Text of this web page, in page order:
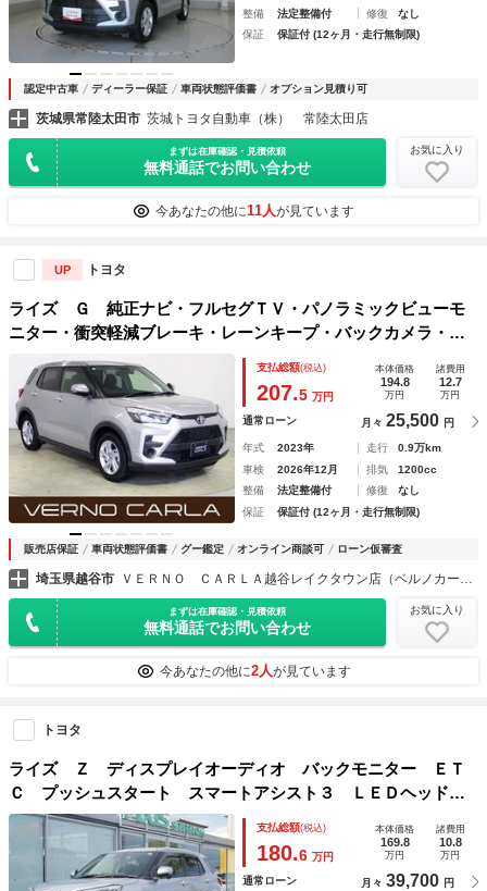
整備
法定整備付 修復
なし
保証
保証付 (12ヶ月・走行無制限)
認定中古車 ディーラー保証 車両状態評価書 オプション見積り可
茨城県常陸太田市 茨城トヨタ自動車（株） 常陸太田店
まずは在庫確認・見積依頼
無料通話でお問い合わせ
お気に入り
今あなたの他に11人が見ています
UP トヨタ
ライズ Ｇ 純正ナビ・フルセグＴＶ・パノラミックビューモ
ニター・衝突軽減ブレーキ・レーンキープ・バックカメラ・純
正アルミホイール・ＬＥＤヘッドライト・プッシュスタート・
Ｂｌｕｅｔｏｏｔｈ・ＣＤ
支払総額(税込)
207.5 万円
本体価格
194.8
万円
諸費用
12.7
万円
通常ローン 月々 25,500 円
年式 2023年 走行
0.9万km
車検
2026年12月 排気
1200cc
整備
法定整備付 修復
なし
保証
保証付 (12ヶ月・走行無制限)
販売店保証 車両状態評価書 グー鑑定 オンライン商談可 ローン仮審査
埼玉県越谷市
まずは在庫確認・見積依頼
無料通話でお問い合わせ
お気に入り
今あなたの他に2人が見ています
トヨタ
ライズ Ｚ ディスプレイオーディオ バックモニター ＥＴ
Ｃ プッシュスタート スマートアシスト３ ＬＥＤヘッドラ
イト シートヒーター ドライブレコーダー付き
支払総額(税込)
180.6 万円
本体価格
169.8
万円
諸費用
10.8
万円
通常ローン 月々 39,700 円